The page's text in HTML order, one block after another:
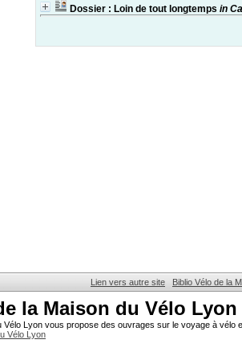
Dossier : Loin de tout longtemps in
Lien vers autre site Biblio Vélo de la
la Maison du Vélo Lyon
Vélo Lyon vous propose des ouvrages sur le voyage à
Vélo Lyon